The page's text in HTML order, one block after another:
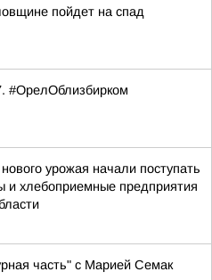
пойдет на спад
#ОрелОблизбирком
урожая начали поступать
и хлебоприемные предприятия
часть" с Марией Семак